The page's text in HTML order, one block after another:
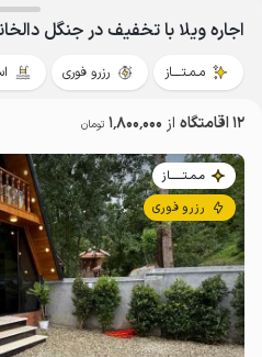
اجاره ویلا با تخفیف در جنگل
مـمـتــــاز رزرو فوری
12 اقامتگاه از 1٬800٬000 تومان
مـمـتــــــاز
رزرو فوری